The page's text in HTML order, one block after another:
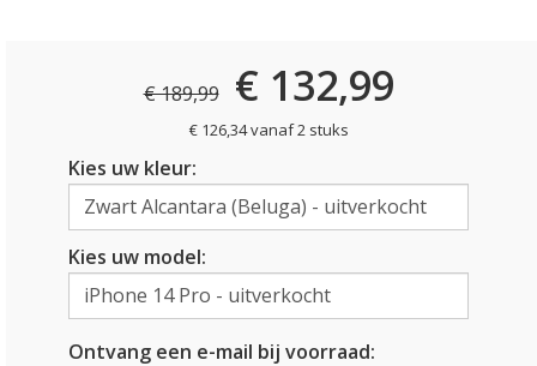
€ 189,99 € 132,99
€ 126,34 vanaf 2 stuks
Kies uw kleur:
Kies uw model:
Ontvang een e-mail bij voorraad: